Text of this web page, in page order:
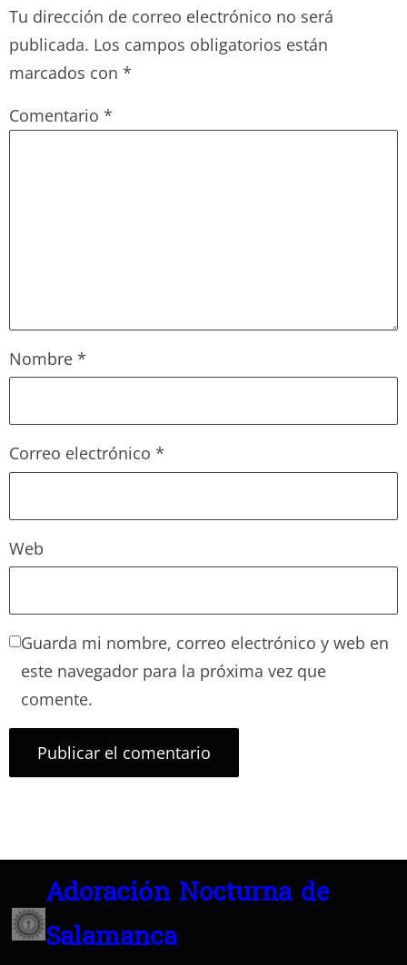
Tu dirección de correo electrónico no será
publicada. Los campos obligatorios están
marcados con *
Comentario *
Nombre *
Correo electrónico *
Web
Guarda mi nombre, correo electrónico y web en
este navegador para la próxima vez que
comente.
Adoración Nocturna de
Salamanca